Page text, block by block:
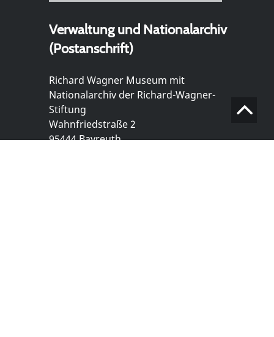
Verwaltung und Nationalarchiv
(Postanschrift)
Richard Wagner Museum mit
Nationalarchiv der Richard-Wagner-
Stiftung
Wahnfriedstraße 2
95444 Bayreuth